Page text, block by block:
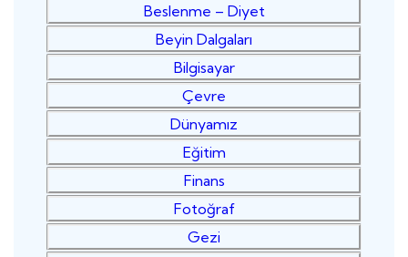
Beslenme – Diyet
Beyin Dalgaları
Bilgisayar
Çevre
Dünyamız
Eğitim
Finans
Fotoğraf
Gezi